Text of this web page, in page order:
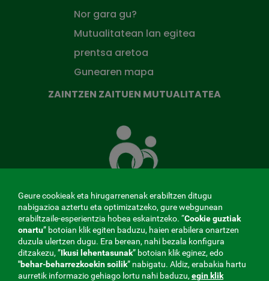
Nor gara gu?
Mutualitatean lan egitea
prentsa aretoa
Gunearen mapa
ZAINTZEN ZAITUEN MUTUALITATEA
zaituen
Mutua
MENÚ
REDES
Geure cookieak eta hirugarrenenak erabiltzen ditugu
nabigazioa aztertu eta optimizatzeko, gure webgunean
erabiltzaile-esperientzia hobea eskaintzeko. “Cookie guztiak
onartu” botoian klik egiten baduzu, haien erabilera onartzen
duzula ulertzen dugu. Era berean, nahi bezala konfigura
ditzakezu, ”Ikusi lehentasunak” botoian klik eginez, edo
"behar-beharrezkoekinsoilik” nabigatu. Aldiz, erabakia hartu
aurretik informazio gehiago lortu nahi baduzu, egin klik